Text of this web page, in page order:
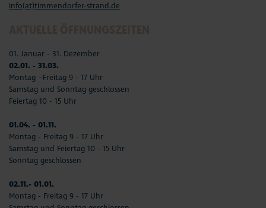
info(at)timmendorfer-strand.de
01. Januar - 31. Dezember
02.01. - 31.03.
Montag –Freitag 9 - 17 Uhr
Samstag und Sonntag geschlossen
Feiertag 10 - 15 Uhr
01.04. - 01.11.
Montag - Freitag 9 - 17 Uhr
Samstag und Feiertag 10 - 15 Uhr
Sonntag geschlossen
02.11.- 01.01.
Montag - Freitag 9 - 17 Uhr